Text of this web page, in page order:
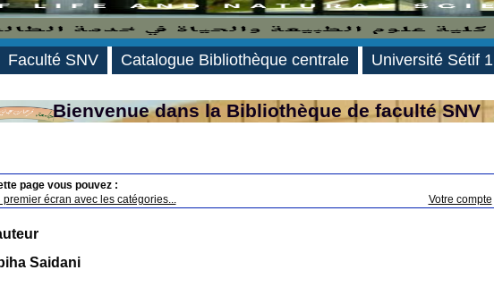
Bienvenue dans la Bibliothèque de faculté SNV
page vous pouvez :
premier écran avec les catégories...
Votre compte
Saidani
Faculté SNV Catalogue Bibliothèque centrale Université Sétif 1